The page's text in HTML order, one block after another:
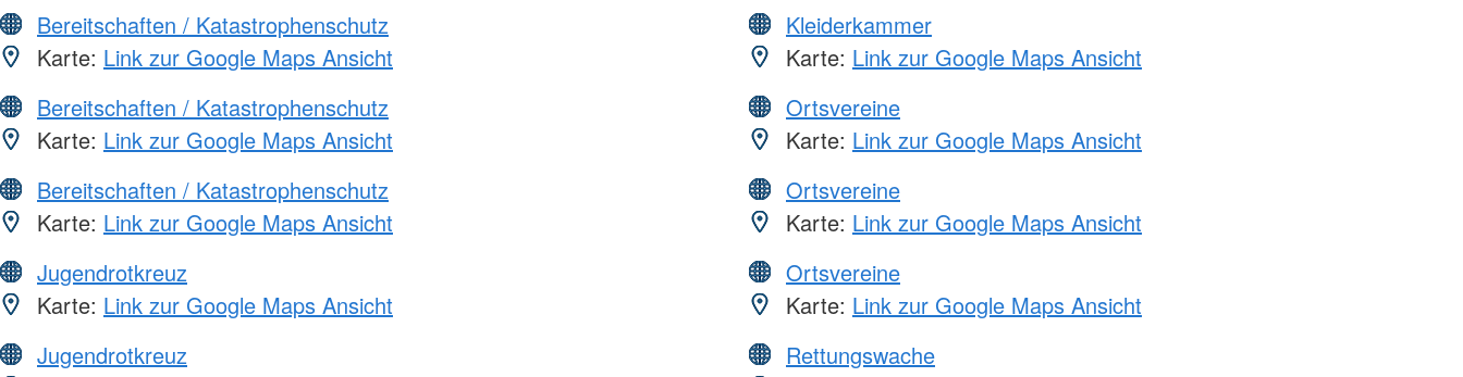
Bereitschaften / Katastrophenschutz
Karte: Link zur Google Maps Ansicht
Bereitschaften / Katastrophenschutz
Karte: Link zur Google Maps Ansicht
Bereitschaften / Katastrophenschutz
Karte: Link zur Google Maps Ansicht
Jugendrotkreuz
Karte: Link zur Google Maps Ansicht
Jugendrotkreuz
Kleiderkammer
Karte: Link zur Google Maps Ansicht
Ortsvereine
Karte: Link zur Google Maps Ansicht
Ortsvereine
Karte: Link zur Google Maps Ansicht
Ortsvereine
Karte: Link zur Google Maps Ansicht
Rettungswache